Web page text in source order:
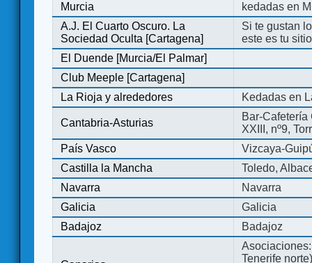
Murcia
kedadas en
A.J. El Cuarto Oscuro. La
Sociedad Oculta [Cartagena]
Si te gustan
este es tu
El Duende [Murcia/El Palmar]
Club Meeple [Cartagena]
La Rioja y alrededores
Kedadas en
Cantabria-Asturias
Bar-
XXIII, nº9,
País Vasco
Vizcaya-
Castilla la Mancha
Toledo,
Navarra
Navarra
Galicia
Galicia
Badajoz
Badajoz
Tenerife